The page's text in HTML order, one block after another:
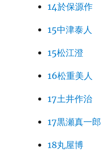
14於保源作
15中津泰人
15松江澄
16松重美人
17土井作治
17黒瀬真一郎
18丸屋博